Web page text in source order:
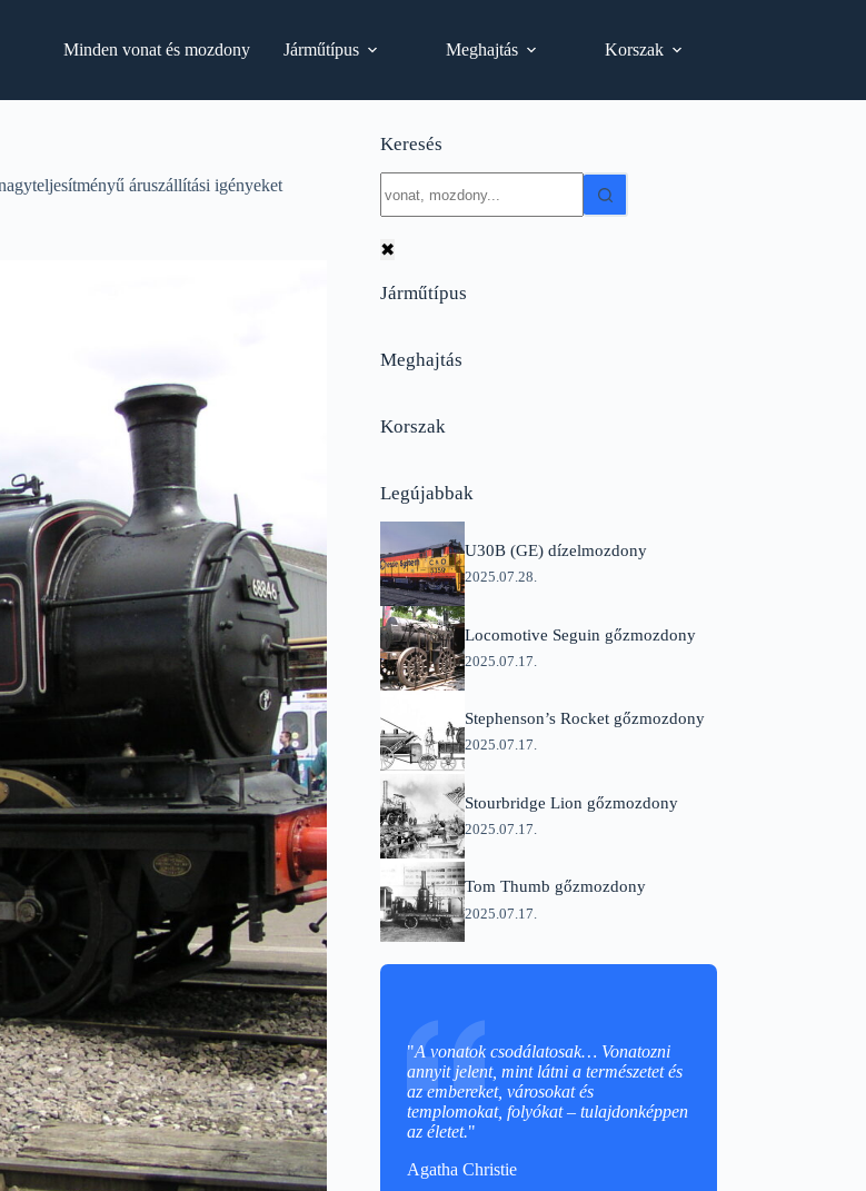
Minden vonat és mozdony Járműtípus Meghajtás Korszak
áruszállítási igényeket
Keresés
results
✖
Járműtípus
Meghajtás
Korszak
Legújabbak
U30B (GE) dízelmozdony
2025.07.28.
Locomotive Seguin gőzmozdony
2025.07.17.
Stephenson’s Rocket gőzmozdony
2025.07.17.
Stourbridge Lion gőzmozdony
2025.07.17.
Tom Thumb gőzmozdony
2025.07.17.
"A vonatok csodálatosak… Vonatozni
annyit jelent, mint látni a természetet és
az embereket, városokat és
templomokat, folyókat – tulajdonképpen
az életet."
Agatha Christie